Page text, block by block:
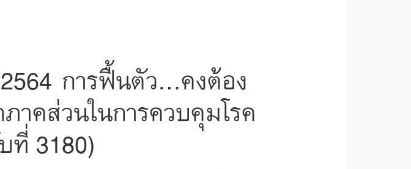
การฟื้นตัว…คงต้อง
คส่วนในการควบคุมโรค
ที่ 3180)